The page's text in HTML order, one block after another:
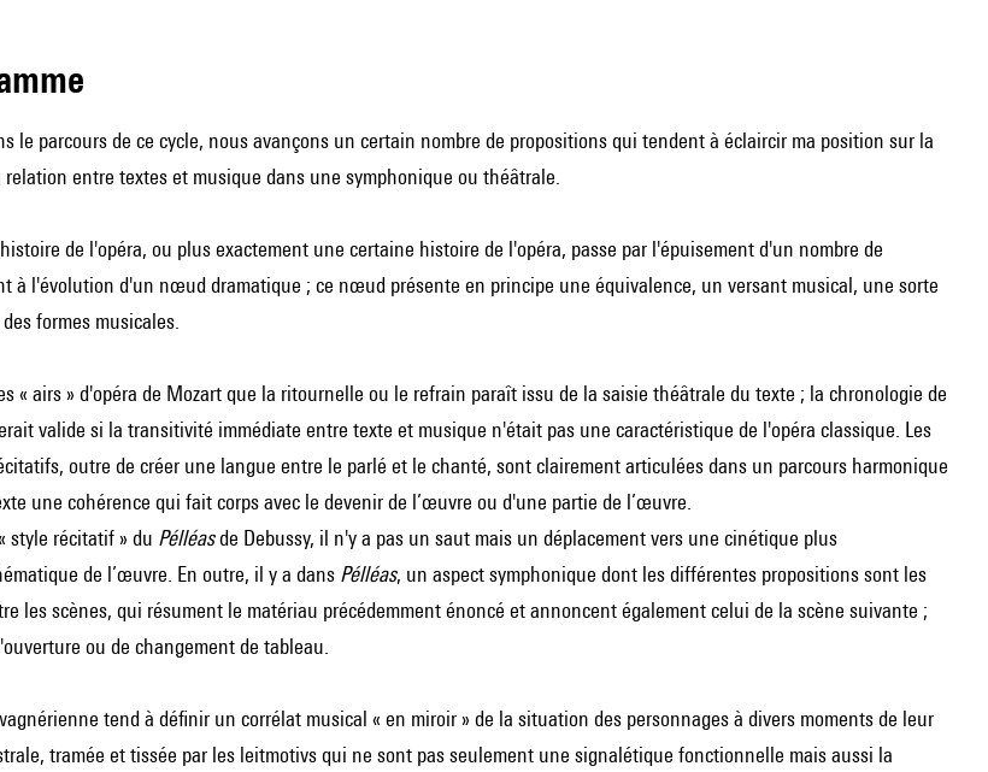
le parcours de ce cycle, nous avançons un certain nombre de propositions qui tendent à éclaircir ma position sur la
entre textes et musique dans une symphonique ou théâtrale.
de l'opéra, ou plus exactement une certaine histoire de l'opéra, passe par l'épuisement d'un nombre de
à l'évolution d'un nœud dramatique ; ce nœud présente en principe une équivalence, un versant musical, une sorte
formes musicales.
« airs » d'opéra de Mozart que la ritournelle ou le refrain paraît issu de la saisie théâtrale du texte ; la chronologie de
valide si la transitivité immédiate entre texte et musique n'était pas une caractéristique de l'opéra classique. Les
outre de créer une langue entre le parlé et le chanté, sont clairement articulées dans un parcours harmonique
une cohérence qui fait corps avec le devenir de l’œuvre ou d'une partie de l’œuvre.
style récitatif » du Pélléasde Debussy, il n'y a pas un saut mais un déplacement vers une cinétique plus
de l’œuvre. En outre, il y a dans Pélléas, un aspect symphonique dont les différentes propositions sont les
les scènes, qui résument le matériau précédemment énoncé et annoncent également celui de la scène suivante ;
ou de changement de tableau.
tend à définir un corrélat musical « en miroir » de la situation des personnages à divers moments de leur
tramée et tissée par les leitmotivs qui ne sont pas seulement une signalétique fonctionnelle mais aussi la